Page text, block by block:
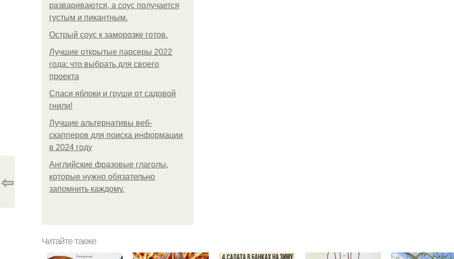
развариваются, а соус получается
густым и пикантным.
Острый соус к заморозке готов.
Лучшие открытые парсеры 2022
года: что выбрать для своего
проекта
Спаси яблоки и груши от садовой
гнили!
Лучшие альтернативы веб-
скапперов для поиска информации
в 2024 году
Английские фразовые глаголы,
которые нужно обязательно
запомнить каждому.
⇦
Читайте также